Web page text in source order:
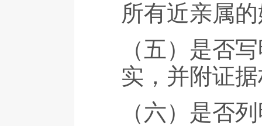
所有近亲属
（五）是否
实，并附证
（六）是否